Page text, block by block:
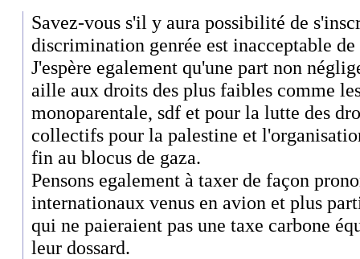
Savez-vous s'il y aura possibilité de
discrimination genrée est inacceptable de
J'espère egalement qu'une part non
aille aux droits des plus faibles comme
monoparentale, sdf et pour la lutte des
collectifs pour la palestine et
fin au blocus de gaza.
Pensons egalement à taxer de façon
internationaux venus en avion et plus
qui ne paieraient pas une taxe carbone
leur dossard.